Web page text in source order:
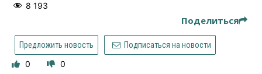
8 193
Поделиться
Предложить новость Подписаться на новости
0 0